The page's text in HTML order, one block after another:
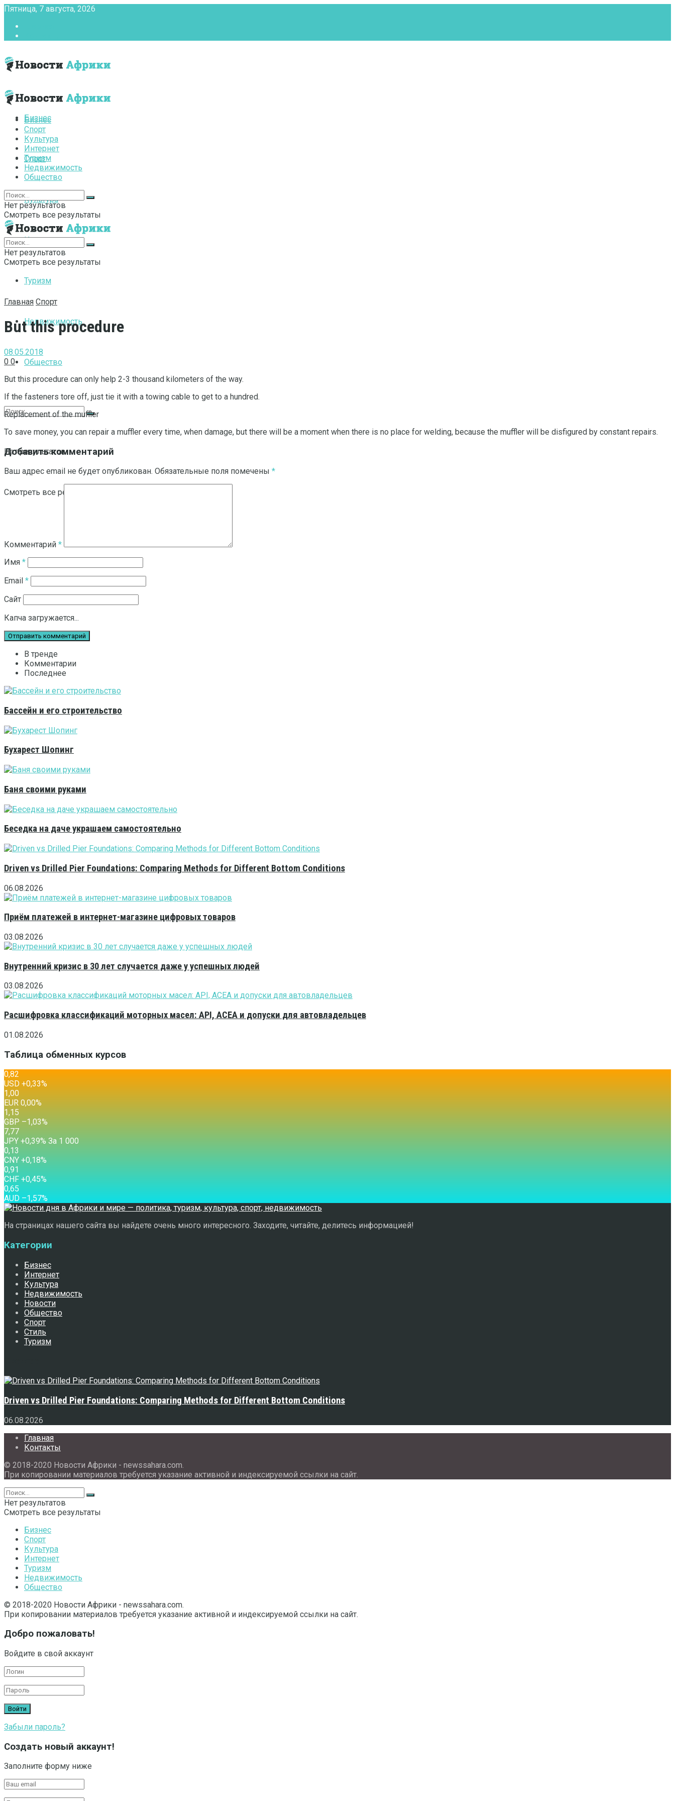
Пятница, 7 августа, 2026
Бизнес
Спорт
Культура
Интернет
Туризм
Недвижимость
Общество
Нет результатов
Смотреть все результаты
Бизнес
Спорт
Культура
Интернет
Туризм
Недвижимость
Общество
Нет результатов
Смотреть все результаты
Нет результатов
Смотреть все результаты
Главная Спорт
But this procedure
08.05.2018
0 0
But this procedure can only help 2-3 thousand kilometers of the way.
If the fasteners tore off, just tie it with a towing cable to get to a hundred.
Replacement of the muffler
To save money, you can repair a muffler every time, when damage, but there will be a moment when there is no place for welding, because the muffler will be disfigured by constant repairs.
Добавить комментарий
Ваш адрес email не будет опубликован. Обязательные поля помечены *
Комментарий *
Имя *
Email *
Сайт
Капча загружается...
В тренде
Комментарии
Последнее
Бассейн и его строительство
Бухарест Шопинг
Баня своими руками
Беседка на даче украшаем самостоятельно
Driven vs Drilled Pier Foundations: Comparing Methods for Different Bottom Conditions
06.08.2026
Приём платежей в интернет-магазине цифровых товаров
03.08.2026
Внутренний кризис в 30 лет случается даже у успешных людей
03.08.2026
Расшифровка классификаций моторных масел: API, ACEA и допуски для автовладельцев
01.08.2026
Таблица обменных курсов
0,82
USD +0,33%
1,00
EUR 0,00%
1,15
GBP –1,03%
7,77
JPY +0,39% За 1 000
0,13
CNY +0,18%
0,91
CHF +0,45%
0,65
AUD –1,57%
На страницах нашего сайта вы найдете очень много интересного. Заходите, читайте, делитесь информацией!
Категории
Бизнес
Интернет
Культура
Недвижимость
Новости
Общество
Спорт
Стиль
Туризм
Driven vs Drilled Pier Foundations: Comparing Methods for Different Bottom Conditions
06.08.2026
Главная
Контакты
© 2018-2020 Новости Африки - newssahara.com.
При копировании материалов требуется указание активной и индексируемой ссылки на сайт.
Нет результатов
Смотреть все результаты
Бизнес
Спорт
Культура
Интернет
Туризм
Недвижимость
Общество
© 2018-2020 Новости Африки - newssahara.com.
При копировании материалов требуется указание активной и индексируемой ссылки на сайт.
Добро пожаловать!
Войдите в свой аккаунт
Забыли пароль?
Создать новый аккаунт!
Заполните форму ниже